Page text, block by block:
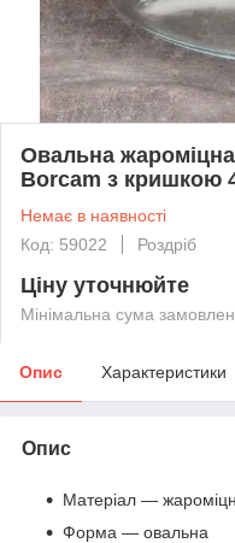
Овальна
Borcam з кришкою
Немає в наявності
Код: 59022
Роздріб
Ціну уточнюйте
Мінімальна сума
Опис Характеристики
Опис
Матеріал —
Форма — овальна